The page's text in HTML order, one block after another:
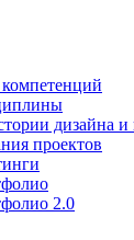
дизайна и
проектов
2.0